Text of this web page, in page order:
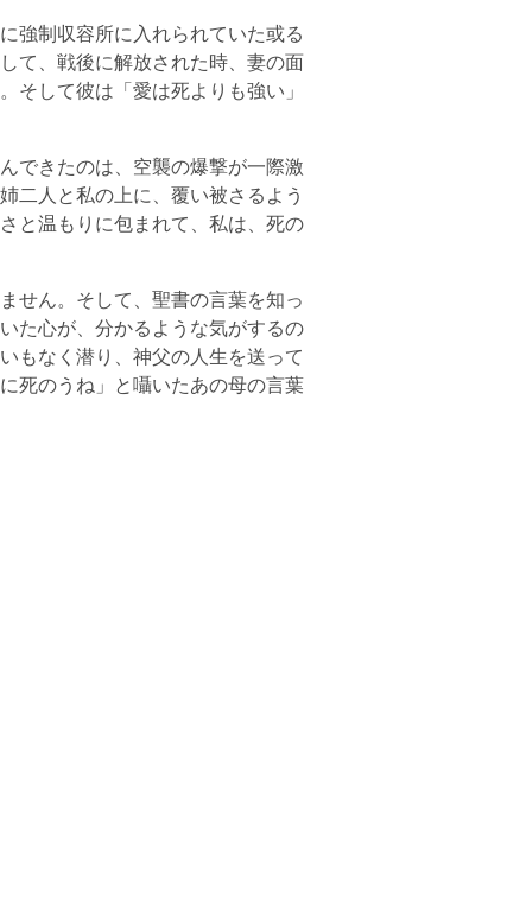
強制収容所に入れられていた或る
て、戦後に解放された時、妻の面
そして彼は「愛は死よりも強い」
できたのは、空襲の爆撃が一際激
二人と私の上に、覆い被さるよう
と温もりに包まれて、私は、死の
せん。そして、聖書の言葉を知っ
た心が、分かるような気がするの
もなく潜り、神父の人生を送って
死のうね」と囁いたあの母の言葉